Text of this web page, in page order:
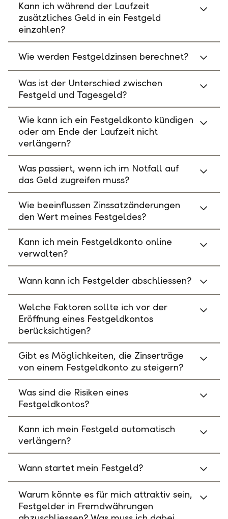
Kann ich während der Laufzeit
zusätzliches Geld in ein Festgeld
einzahlen?
Wie werden Festgeldzinsen berechnet?
Was ist der Unterschied zwischen
Festgeld und Tagesgeld?
Wie kann ich ein Festgeldkonto kündigen
oder am Ende der Laufzeit nicht
verlängern?
Was passiert, wenn ich im Notfall auf
das Geld zugreifen muss?
Wie beeinflussen Zinssatzänderungen
den Wert meines Festgeldes?
Kann ich mein Festgeldkonto online
verwalten?
Wann kann ich Festgelder abschliessen?
Welche Faktoren sollte ich vor der
Eröffnung eines Festgeldkontos
berücksichtigen?
Gibt es Möglichkeiten, die Zinserträge
von einem Festgeldkonto zu steigern?
Was sind die Risiken eines
Festgeldkontos?
Kann ich mein Festgeld automatisch
verlängern?
Wann startet mein Festgeld?
Warum könnte es für mich attraktiv sein,
Festgelder in Fremdwährungen